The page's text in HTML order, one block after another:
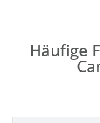
Häufige